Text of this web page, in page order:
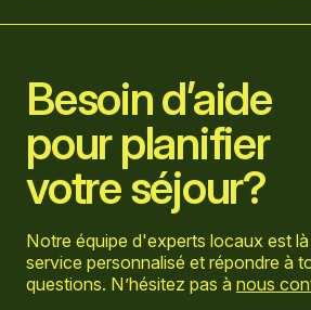
Besoin d’aide
pour planifier
votre séjour?
Notre équipe d'experts locaux est
service personnalisé et répondre à
questions. N’hésitez pas à nous